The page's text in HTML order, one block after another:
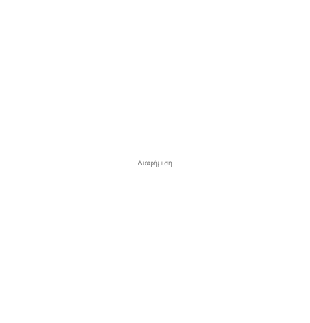
Διαφήμιση